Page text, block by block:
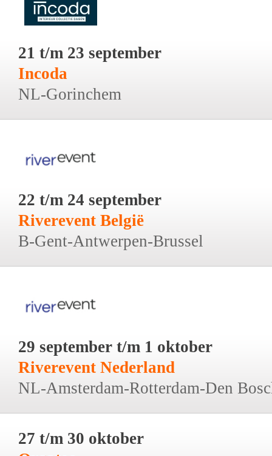
21 t/m 23 september
Incoda
NL-Gorinchem
22 t/m 24 september
Riverevent België
B-Gent-Antwerpen-Brussel
29 september t/m 1 oktober
Riverevent Nederland
NL-Amsterdam-Rotterdam-Den
27 t/m 30 oktober